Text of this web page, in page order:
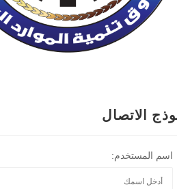
الاتصال
اسم المستخدم: